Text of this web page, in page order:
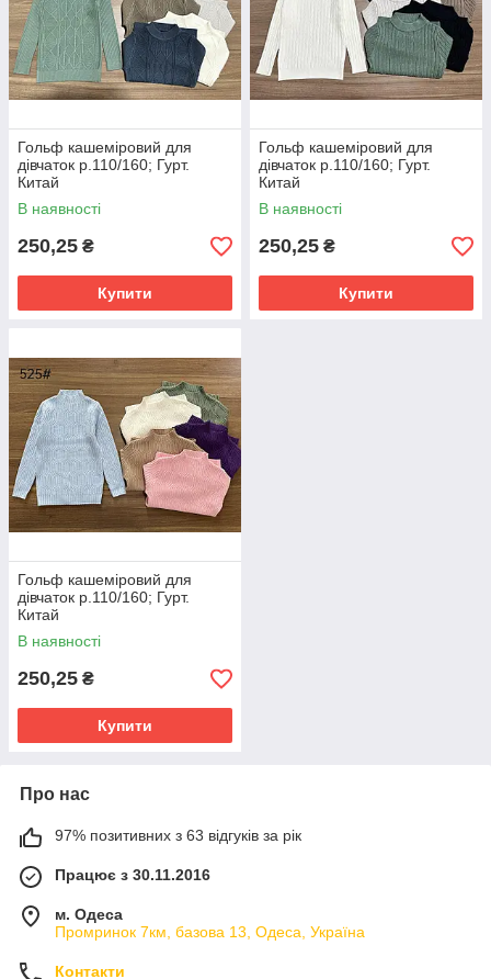
Гольф кашеміровий для
дівчаток р.110/160; Гурт.
Китай
В наявності
250,25 ₴
Купити
Гольф кашеміровий для
дівчаток р.110/160; Гурт.
Китай
В наявності
250,25 ₴
Купити
Гольф кашеміровий для
дівчаток р.110/160; Гурт.
Китай
В наявності
250,25 ₴
Купити
Про нас
97% позитивних з 63 відгуків за рік
Працює з 30.11.2016
м. Одеса
Промринок 7км, базова 13, Одеса, Україна
Контакти